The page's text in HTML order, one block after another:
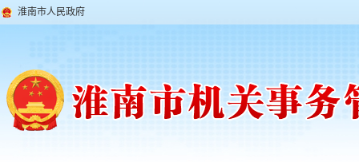
淮南市人民政府